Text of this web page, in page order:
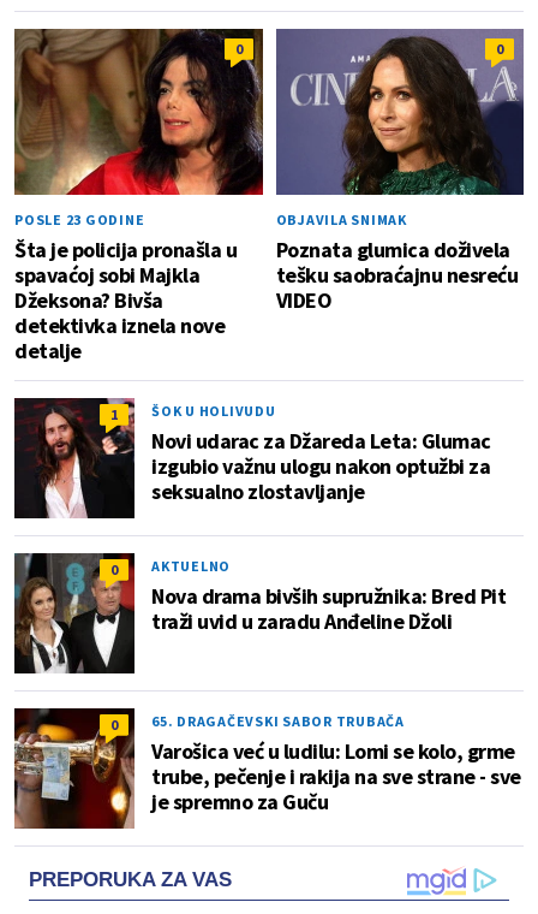
0
POSLE 23 GODINE
Šta je policija pronašla u
spavaćoj sobi Majkla
Džeksona? Bivša
detektivka iznela nove
detalje
0
OBJAVILA SNIMAK
Poznata glumica doživela
tešku saobraćajnu nesreću
VIDEO
1 ŠOK U HOLIVUDU
Novi udarac za Džareda Leta: Glumac
izgubio važnu ulogu nakon optužbi za
seksualno zlostavljanje
0 AKTUELNO
Nova drama bivših supružnika: Bred Pit
traži uvid u zaradu Anđeline Džoli
0 65. DRAGAČEVSKI SABOR TRUBAČA
Varošica već u ludilu: Lomi se kolo, grme
trube, pečenje i rakija na sve strane - sve
je spremno za Guču
PREPORUKA ZA VAS